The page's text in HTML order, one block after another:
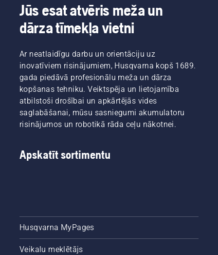
Jūs esat atvēris meža un
dārza tīmekļa vietni
Ar neatlaidīgu darbu un orientāciju uz
inovatīviem risinājumiem, Husqvarna kopš 1689.
gada piedāvā profesionālu meža un dārza
kopšanas tehniku. Veiktspēja un lietojamība
atbilstoši drošībai un apkārtējās vides
saglabāšanai, mūsu sasniegumi akumulatoru
risinājumos un robotikā rāda ceļu nākotnei.
Apskatīt sortimentu
Husqvarna MyPages
Veikalu meklētājs